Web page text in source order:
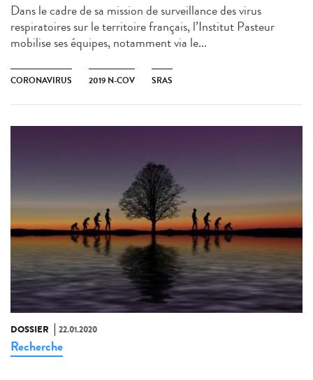
Dans le cadre de sa mission de surveillance des virus
respiratoires sur le territoire français, l’Institut Pasteur
mobilise ses équipes, notamment via le...
CORONAVIRUS 2019 N-COV SRAS
DOSSIER 22.01.2020
Recherche